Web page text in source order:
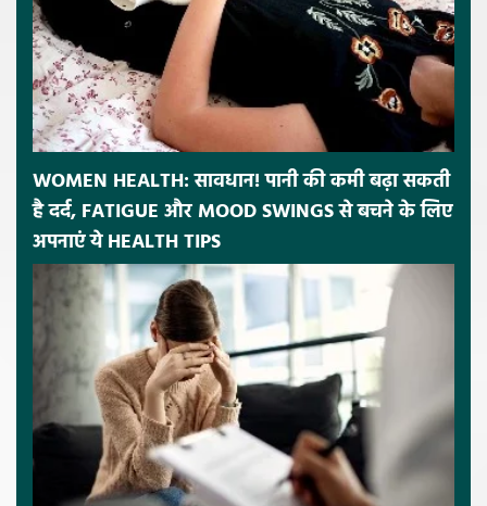
WOMEN HEALTH: सावधान! पानी की कमी बढ़ा सकती
है दर्द, FATIGUE और MOOD SWINGS से बचने के लिए
अपनाएं ये HEALTH TIPS